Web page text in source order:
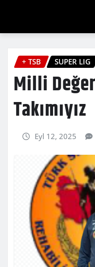
+ TSB SUPER LIG
Milli
Takımıyız
Eyl 12, 2025